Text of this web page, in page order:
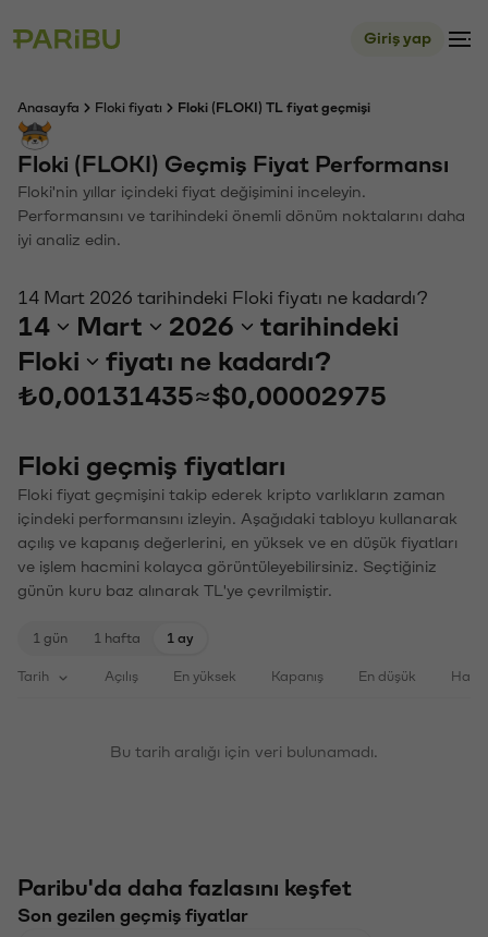
Giriş yap
Anasayfa Floki fiyatı Floki (FLOKI) TL fiyat geçmişi
Floki (FLOKI) Geçmiş Fiyat Performansı
Floki'nin yıllar içindeki fiyat değişimini inceleyin.
Performansını ve tarihindeki önemli dönüm noktalarını daha
iyi analiz edin.
14 Mart 2026 tarihindeki Floki fiyatı ne kadardı?
14 Mart 2026
tarihindeki
Floki
fiyatı ne kadardı?
₺0,00131435≈$0,00002975
Floki geçmiş fiyatları
Floki fiyat geçmişini takip ederek kripto varlıkların zaman
içindeki performansını izleyin. Aşağıdaki tabloyu kullanarak
açılış ve kapanış değerlerini, en yüksek ve en düşük fiyatları
ve işlem hacmini kolayca görüntüleyebilirsiniz. Seçtiğiniz
günün kuru baz alınarak TL'ye çevrilmiştir.
1 gün 1 hafta 1 ay
Tarih Açılış En yüksek Kapanış En düşük
Bu tarih aralığı için veri bulunamadı.
Paribu'da daha fazlasını keşfet
Son gezilen geçmiş fiyatlar